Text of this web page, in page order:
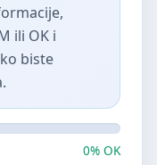
ili OK i
biste
0% OK